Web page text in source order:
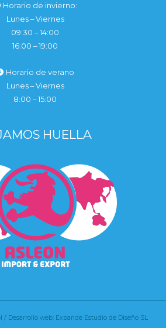
Horario de invierno:
Lunes – Viernes
09:30 – 14:00
16:00 – 19:00
Horario de verano
Lunes – Viernes
8:00 – 15:00
HUELLA
/ Desarrollo web: Expande Estudio de Diseño SL